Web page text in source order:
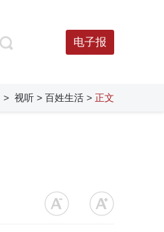
电子报
> 视听 > 百姓生活 > 正文